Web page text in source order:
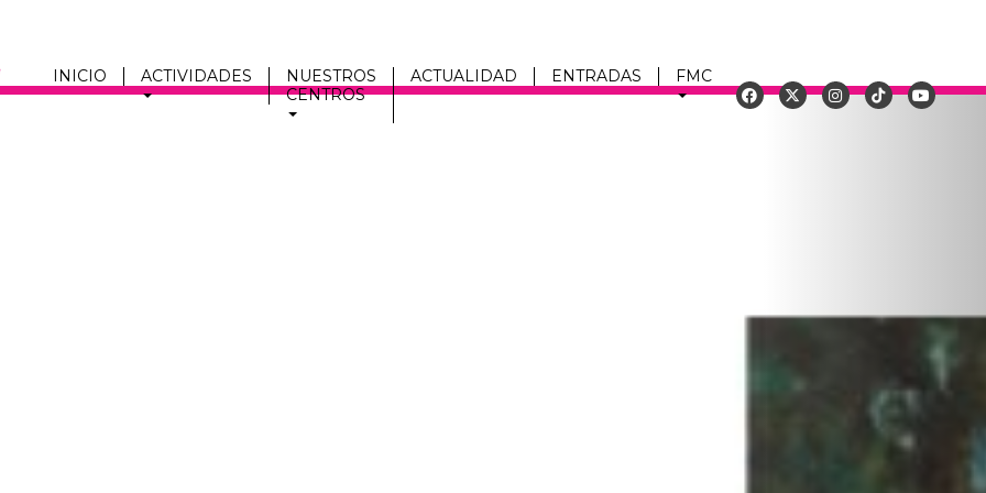
INICIO ACTIVIDADES
NUESTROS
CENTROS
ACTUALIDAD ENTRADAS FMC
Siguiente